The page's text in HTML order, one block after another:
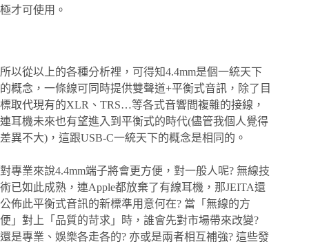
極才可使用。
所以從以上的各種分析裡，可得知4.4mm是個一統天下
的概念，一條線可同時提供雙聲道+平衡式音訊，除了目
標取代現有的XLR、TRS…等各式音響間複雜的接線，
連耳機未來也有望進入到平衡式的時代(儘管我個人覺得
差異不大)，這跟USB-C一統天下的概念是相同的。
對專業來說4.4mm端子將會更方便，對一般人呢? 無線技
術已如此成熟，連Apple都放棄了有線耳機，那JEITA還
公佈此平衡式音訊的新標準用意何在? 當「無線的方
便」對上「品質的苛求」時，誰會先對市場帶來改變?
還是專業、娛樂各走各的? 亦或是兩者相互補強? 這些發